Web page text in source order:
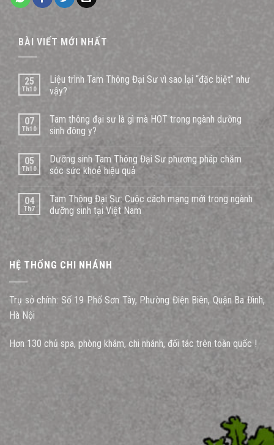
BÀI VIẾT MỚI NHẤT
25
Th10
Liệu trình Tam Thông Đại Sư vì sao lại “đặc biệt” như
vậy?
07
Th10
Tam thông đại sư là gì mà HOT trong ngành dưỡng
sinh đông y?
05
Th10
Dưỡng sinh Tam Thông Đại Sư phương pháp chăm
sóc sức khoẻ hiệu quả
04
Th7
Tam Thông Đại Sư: Cuộc cách mạng mới trong ngành
dưỡng sinh tại Việt Nam
HỆ THỐNG CHI NHÁNH
Trụ sở chính: Số 19 Phố Sơn Tây, Phường Điện Biên, Quận Ba Đình,
Hà Nội
Hơn 130 chủ spa, phòng khám, chi nhánh, đối tác trên toàn quốc !